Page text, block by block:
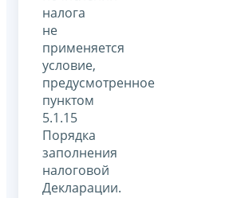
налога
не
применяется
условие,
предусмотренное
пунктом
5.1.15
Порядка
заполнения
налоговой
Декларации.